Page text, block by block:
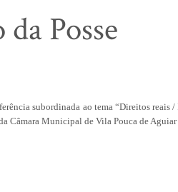
Posse
subordinada ao tema “Direitos reais
Câmara Municipal de Vila Pouca de